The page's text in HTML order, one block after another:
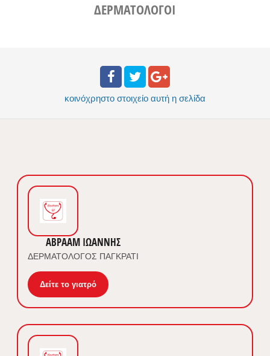
ΔΕΡΜΑΤΟΛΟΓΟΙ
κοινόχρηστο στοιχείο αυτή η σελίδα
ΑΒΡΑΑΜ ΙΩΑΝΝΗΣ
ΔΕΡΜΑΤΟΛΟΓΟΣ ΠΑΓΚΡΑΤΙ
Δείτε το γιατρό